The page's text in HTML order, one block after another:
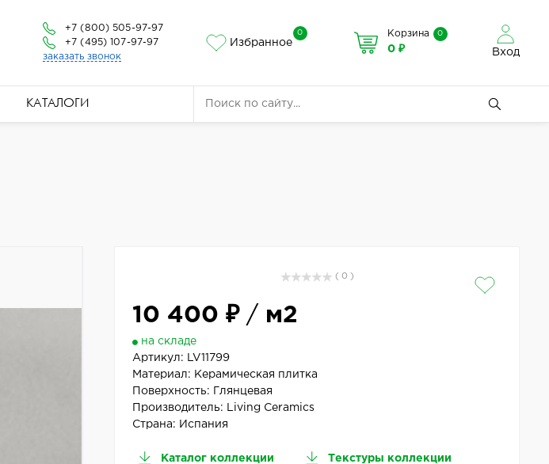
+7 (800) 505-97-97
+7 (495) 107-97-97
заказать звонок
Избранное
0 Корзина 0
0 ₽ Вход
КАТАЛОГИ
( 0 )
10 400 ₽/ м2
на складе
Артикул:
LV11799
Материал: Керамическая плитка
Поверхность:
Глянцевая
Производитель:
Living Ceramics
Страна: Испания
Каталог коллекции Текстуры коллекции